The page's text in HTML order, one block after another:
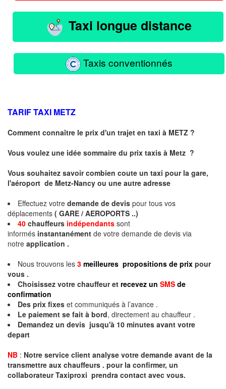
Taxi longue distance
Taxis conventionnés
TARIF TAXI METZ
Comment connaître le prix d'un trajet en taxi à METZ ?
Vous voulez une idée sommaire du prix taxis à Metz ?
Vous souhaitez savoir combien coute un taxi pour la gare,
l'aéroport de Metz-Nancy ou une autre adresse
Effectuez votre demande de devis pour tous vos
déplacements ( GARE / AEROPORTS ..)
40 chauffeurs indépendants sont
informés instantanément de votre demande de devis via
notre application .
Nous trouvons les 3 meilleures propositions de prix pour
vous .
Choisissez votre chauffeur et recevez un SMS de
confirmation
Des prix fixes et communiqués à l’avance .
Le paiement se fait à bord, directement au chauffeur .
Demandez un devis jusqu'à 10 minutes avant votre
depart
NB : Notre service client analyse votre demande avant de la
transmettre aux chauffeurs . pour la confirmer, un
collaborateur Taxiproxi prendra contact avec vous.